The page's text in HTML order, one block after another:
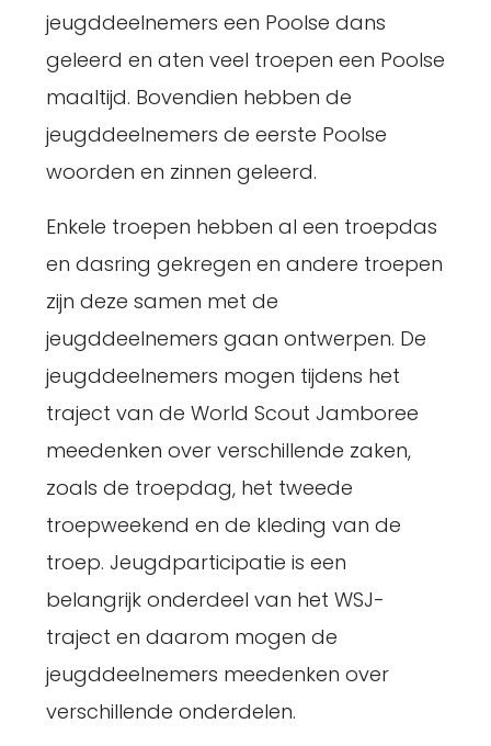
jeugddeelnemers een Poolse dans
geleerd en aten veel troepen een Poolse
maaltijd. Bovendien hebben de
jeugddeelnemers de eerste Poolse
woorden en zinnen geleerd.
Enkele troepen hebben al een troepdas
en dasring gekregen en andere troepen
zijn deze samen met de
jeugddeelnemers gaan ontwerpen. De
jeugddeelnemers mogen tijdens het
traject van de World Scout Jamboree
meedenken over verschillende zaken,
zoals de troepdag, het tweede
troepweekend en de kleding van de
troep. Jeugdparticipatie is een
belangrijk onderdeel van het WSJ-
traject en daarom mogen de
jeugddeelnemers meedenken over
verschillende onderdelen.